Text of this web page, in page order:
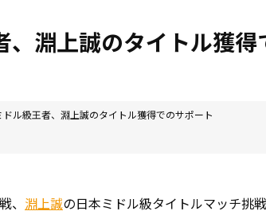
選手・スタッ
、淵上誠のタイトル獲得
ドル級王者、淵上誠のタイトル獲得でのサポート
、 淵上誠の日本ミドル級タイトルマッチ挑